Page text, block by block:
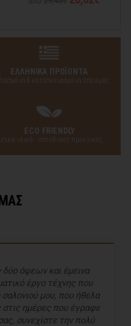
ΕΛΛΗΝΙΚΑ ΠΡΟΪΟΝΤΑ
& κατασκευασμένα από εμάς
ECO FRIENDLY
υλικά - υπεύθυνες πρακτικές
όψεων και έμεινα
έργο τέχνης που
μου, που ήθελα
ημέρες που έγραφε
συνεχίστε την πολύ